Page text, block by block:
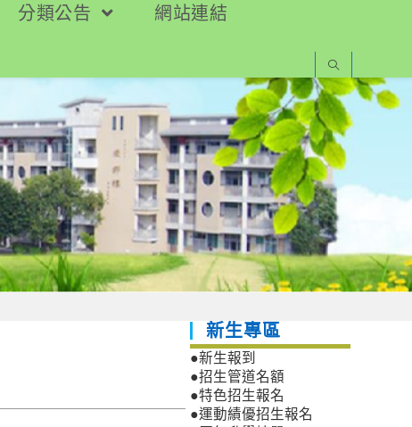
分類公告
網站連結
新生專區
●新生報到
●招生管道名額
●特色招生報名
●運動績優招生報名